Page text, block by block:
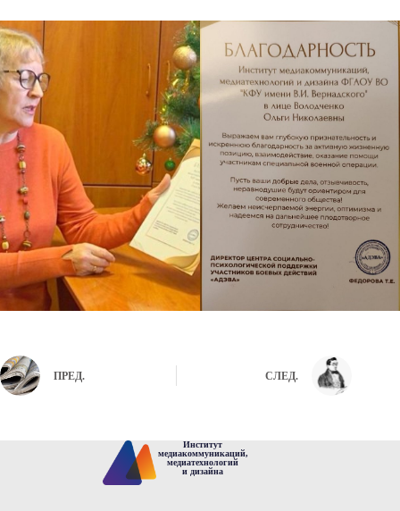
ПРЕД. СЛЕД.
Институт
медиакоммуникаций,
медиатехнологий
и дизайна